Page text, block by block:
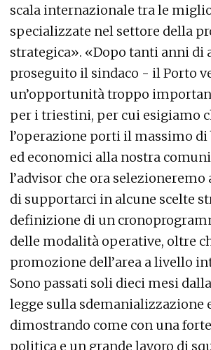
scala internazionale tra le
specializzate nel settore della
strategica». «Dopo tanti anni di
proseguito il sindaco - il Porto
un’opportunità troppo
per i triestini, per cui esigiamo
l’operazione porti il massimo
ed economici alla nostra
l’advisor che ora
di supportarci in alcune scelte
definizione di un
delle modalità operative, oltre
promozione dell’area a livello
Sono passati soli dieci mesi
legge sulla sdemanializzazione
dimostrando come con una
politica e un grande lavoro di